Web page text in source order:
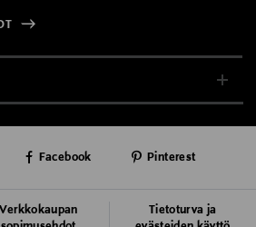
Verkkokaupan
Tietoturva ja
Facebook Pinterest